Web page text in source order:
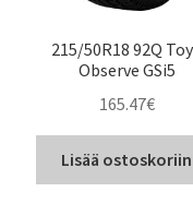
215/50R18 92Q
Observe GSi5
165.47€
Lisää ostoskoriin